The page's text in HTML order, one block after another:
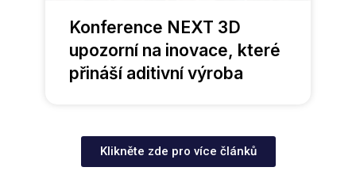
Konference NEXT 3D
upozorní na inovace, které
přináší aditivní výroba
Klikněte zde pro více článků